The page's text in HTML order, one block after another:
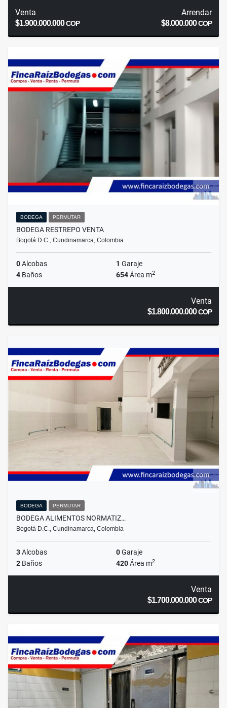
Venta
$1.900.000.000COP
Arrendar
$8.000.000COP
BODEGA PERMUTAR
BODEGA RESTREPO VENTA
Bogotá D.C., Cundinamarca, Colombia
0Alcobas 1 Garaje
4 Baños 654Área m2
Venta
$1.800.000.000COP
BODEGA PERMUTAR
BODEGA ALIMENTOS NORMATIZ…
Bogotá D.C., Cundinamarca, Colombia
3Alcobas 0Garaje
2 Baños 420Área m2
Venta
$1.700.000.000COP